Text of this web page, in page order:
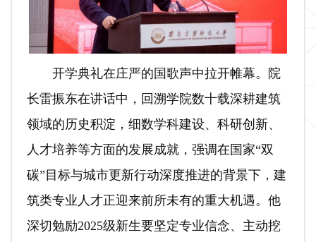
开学典礼在庄严的国歌声中拉开帷幕。院
长雷振东在讲话中，回溯学院数十载深耕建筑
领域的历史积淀，细数学科建设、科研创新、
人才培养等方面的发展成就，强调在国家“双
碳”目标与城市更新行动深度推进的背景下，建
筑类专业人才正迎来前所未有的重大机遇。他
深切勉励2025级新生要坚定专业信念、主动挖